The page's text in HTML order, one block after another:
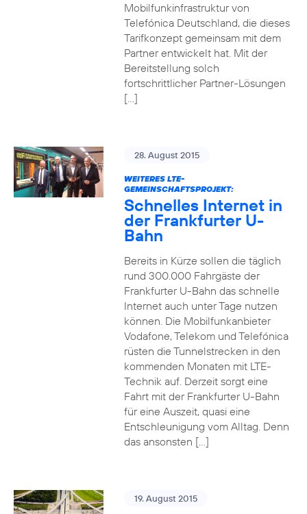
Mobilfunkinfrastruktur von
Telefónica Deutschland, die dieses
Tarifkonzept gemeinsam mit dem
Partner entwickelt hat. Mit der
Bereitstellung solch
fortschrittlicher Partner-Lösungen
[…]
28. August 2015
WEITERES LTE-
GEMEINSCHAFTSPROJEKT:
Schnelles Internet in
der Frankfurter U-
Bahn
Bereits in Kürze sollen die täglich
rund 300.000 Fahrgäste der
Frankfurter U-Bahn das schnelle
Internet auch unter Tage nutzen
können. Die Mobilfunkanbieter
Vodafone, Telekom und Telefónica
rüsten die Tunnelstrecken in den
kommenden Monaten mit LTE-
Technik auf. Derzeit sorgt eine
Fahrt mit der Frankfurter U-Bahn
für eine Auszeit, quasi eine
Entschleunigung vom Alltag. Denn
das ansonsten […]
19. August 2015